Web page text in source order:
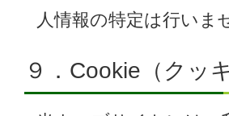
人情報の特定は行いま
９．Cookie（クッ